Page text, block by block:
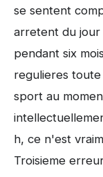
se sentent
arretent du jour
pendant six
regulieres
sport au
h, ce n'est
Troisieme